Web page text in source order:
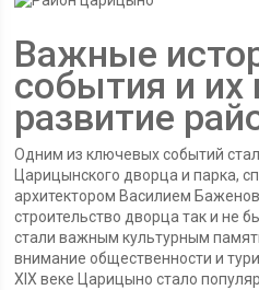
Важные
события и их
развитие
Одним из ключевых событий
Царицынского дворца и парка,
архитектором Василием
строительство дворца так и не
стали важным культурным
внимание общественности и
XIX веке Царицыно стало